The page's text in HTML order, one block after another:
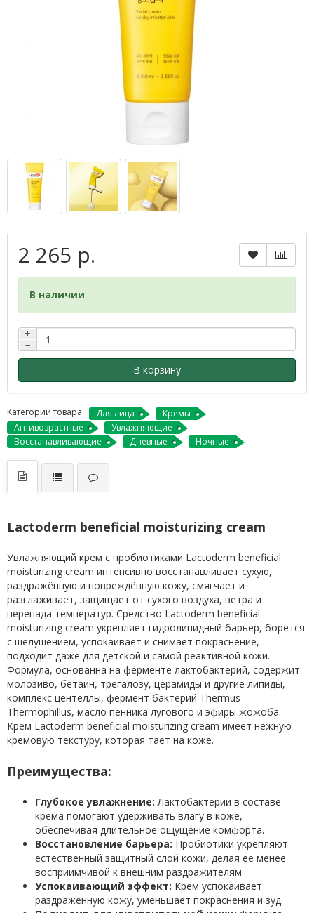
2 265 р.
В наличии
+
−
В корзину
Категории товара Для лица
Кремы
Антивозрастные
Увлажняющие
Восстанавливающие
Дневные Ночные
Lactoderm beneficial moisturizing cream
Увлажняющий крем с пробиотиками Lactoderm beneficial
moisturizing cream интенсивно восстанавливает сухую,
раздражённую и повреждённую кожу, смягчает и
разглаживает, защищает от сухого воздуха, ветра и
перепада температур. Средство Lactoderm beneficial
moisturizing cream укрепляет гидролипидный барьер, борется
с шелушением, успокаивает и снимает покраснение,
подходит даже для детской и самой реактивной кожи.
Формула, основанна на ферменте лактобактерий, содержит
молозиво, бетаин, трегалозу, церамиды и другие липиды,
комплекс центеллы, фермент бактерий Thermus
Thermophillus, масло пенника лугового и эфиры жожоба.
Крем Lactoderm beneficial moisturizing cream имеет нежную
кремовую текстуру, которая тает на коже.
Преимущества:
Глубокое увлажнение: Лактобактерии в составе
крема помогают удерживать влагу в коже,
обеспечивая длительное ощущение комфорта.
Восстановление барьера: Пробиотики укрепляют
естественный защитный слой кожи, делая ее менее
восприимчивой к внешним раздражителям.
Успокаивающий эффект: Крем успокаивает
раздраженную кожу, уменьшает покраснения и зуд.